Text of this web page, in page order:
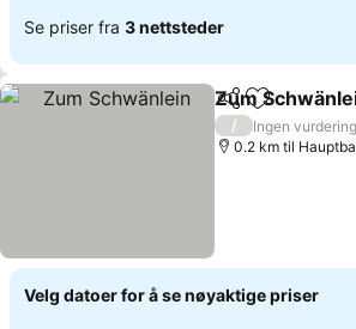
Se priser fra 3 nettsteder
Del Legg til i
Zum
/
Ingen
0.2 km til
Velg datoer for å se nøyaktige priser